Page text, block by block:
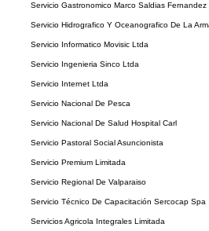
Servicio Gastronomico Marco Saldias Fernandez
Servicio Hidrografico Y Oceanografico De La
Servicio Informatico Movisic Ltda
Servicio Ingenieria Sinco Ltda
Servicio Internet Ltda
Servicio Nacional De Pesca
Servicio Nacional De Salud Hospital Carl
Servicio Pastoral Social Asuncionista
Servicio Premium Limitada
Servicio Regional De Valparaiso
Servicio Técnico De Capacitación Sercocap Spa
Servicios Agricola Integrales Limitada